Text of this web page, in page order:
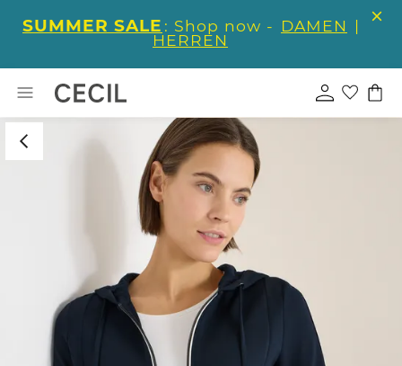
SUMMER SALE : Shop now - DAMEN |
HERREN